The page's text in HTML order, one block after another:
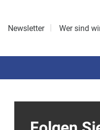
Newsletter Wer sind